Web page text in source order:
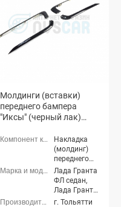
Молдинги (вставки)
переднего бампера
"Иксы" (черный лак)
Накладка
(молдинг)
переднего
бампера
Лада Гранта
ФЛ седан,
Лада Гранта
ФЛ хэтчбек,
г. Тольятти